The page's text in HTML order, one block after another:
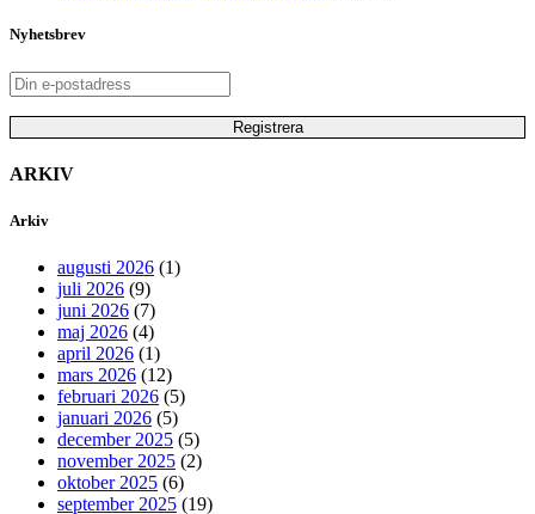
Nyhetsbrev
ARKIV
Arkiv
augusti 2026 (1)
juli 2026 (9)
juni 2026 (7)
maj 2026 (4)
april 2026 (1)
mars 2026 (12)
februari 2026 (5)
januari 2026 (5)
december 2025 (5)
november 2025 (2)
oktober 2025 (6)
september 2025 (19)